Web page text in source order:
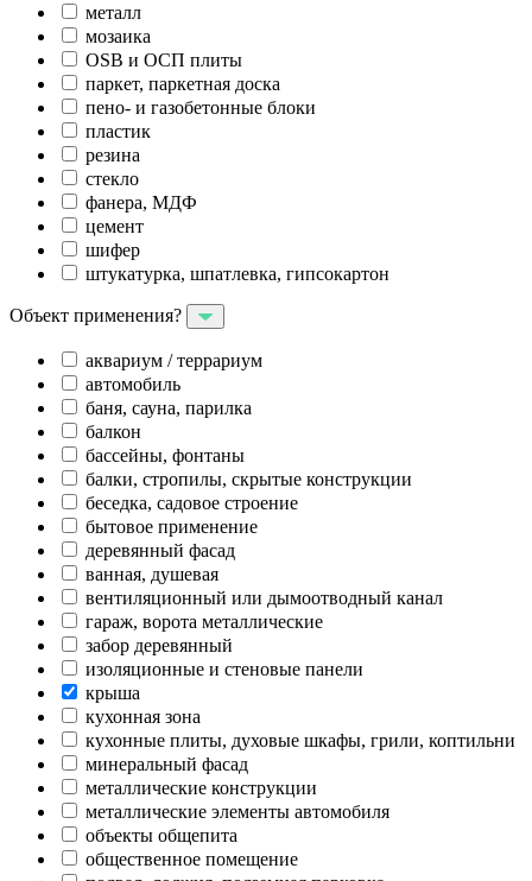
металл
мозаика
OSB и ОСП плиты
паркет, паркетная доска
пено- и газобетонные блоки
пластик
резина
стекло
фанера, МДФ
цемент
шифер
штукатурка, шпатлевка, гипсокартон
Объект применения?
аквариум / террариум
автомобиль
баня, сауна, парилка
балкон
бассейны, фонтаны
балки, стропилы, скрытые конструкции
беседка, садовое строение
бытовое применение
деревянный фасад
ванная, душевая
вентиляционный или дымоотводный канал
гараж, ворота металлические
забор деревянный
изоляционные и стеновые панели
крыша
кухонная зона
кухонные плиты, духовые шкафы, грили, коптильни
минеральный фасад
металлические конструкции
металлические элементы автомобиля
объекты общепита
общественное помещение